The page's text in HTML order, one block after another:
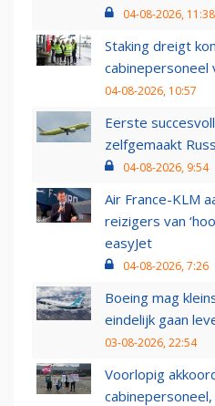
04-08-2026, 11:38
Staking dreigt
cabinepersoneel
04-08-2026, 10:57
Eerste
zelfgemaakt
04-08-2026, 9:54
Air France-KLM
reizigers van
easyJet
04-08-2026, 7:26
Boeing mag
eindelijk gaan
03-08-2026, 22:54
Voorlopig